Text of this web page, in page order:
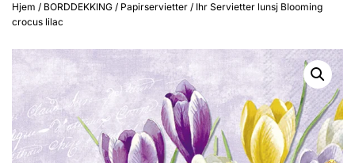
Hjem / BORDDEKKING / Papirservietter / Ihr Servietter lunsj Blooming
crocus lilac